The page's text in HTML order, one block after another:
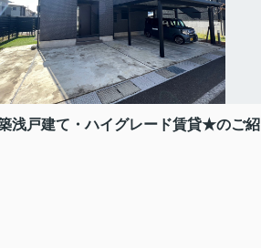
浅戸建て・ハイグレード賃貸★のご紹